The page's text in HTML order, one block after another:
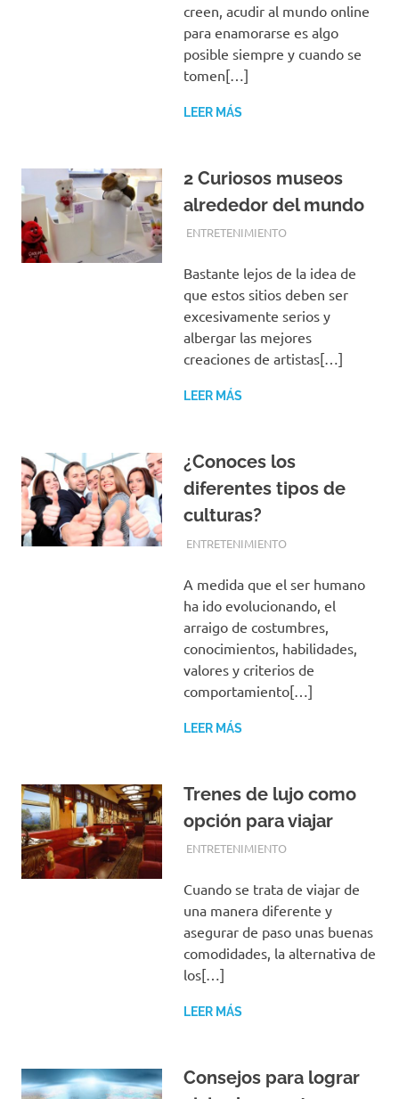
creen, acudir al mundo online
para enamorarse es algo
posible siempre y cuando se
tomen[…]
LEER MÁS
2 Curiosos museos
alrededor del mundo
FEBRERO 26, 2018
EQUIPO DE REDACCIÓN
ENTRETENIMIENTO
Bastante lejos de la idea de
que estos sitios deben ser
excesivamente serios y
albergar las mejores
creaciones de artistas[…]
LEER MÁS
¿Conoces los
diferentes tipos de
culturas?
FEBRERO 26, 2018
EQUIPO DE REDACCIÓN
ENTRETENIMIENTO
A medida que el ser humano
ha ido evolucionando, el
arraigo de costumbres,
conocimientos, habilidades,
valores y criterios de
comportamiento[…]
LEER MÁS
Trenes de lujo como
opción para viajar
FEBRERO 19, 2018
EQUIPO DE REDACCIÓN
ENTRETENIMIENTO
Cuando se trata de viajar de
una manera diferente y
asegurar de paso unas buenas
comodidades, la alternativa de
los[…]
LEER MÁS
Consejos para lograr